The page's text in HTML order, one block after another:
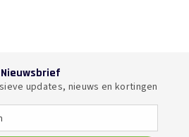
Nieuwsbrief
updates, nieuws en kortingen